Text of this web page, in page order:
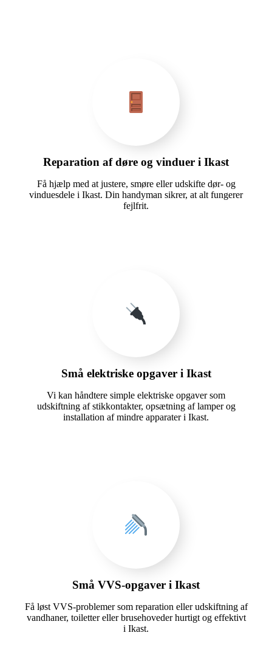
Reparation af døre og vinduer i Ikast
Få hjælp med at justere, smøre eller udskifte dør- og
vinduesdele i Ikast. Din handyman sikrer, at alt fungerer
fejlfrit.
Små elektriske opgaver i Ikast
Vi kan håndtere simple elektriske opgaver som
udskiftning af stikkontakter, opsætning af lamper og
installation af mindre apparater i Ikast.
Små VVS-opgaver i Ikast
Få løst VVS-problemer som reparation eller udskiftning af
vandhaner, toiletter eller brusehoveder hurtigt og effektivt
i Ikast.